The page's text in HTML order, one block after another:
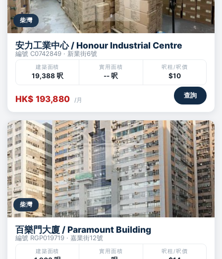
柴灣
安力工業中心 / Honour Industrial Centre
編號 C0742849 · 新業街6號
建築面積
19,388 呎
實用面積
-- 呎
呎租/呎價
$10
HK$ 193,880 /月
查詢
柴灣
百樂門大廈 / Paramount Building
編號 RGP019719 · 嘉業街12號
建築面積 實用面積 呎租/呎價